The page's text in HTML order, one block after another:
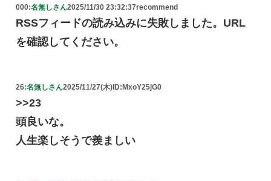
000:名無しさん2025/11/30 23:32:37recommend
RSSフィードの読み込みに失敗しました。URL
を確認してください。
26:名無しさん2025/11/27(木) ID:MxoY25jG0
>>23
頭良いな。
人生楽しそうで羨ましい